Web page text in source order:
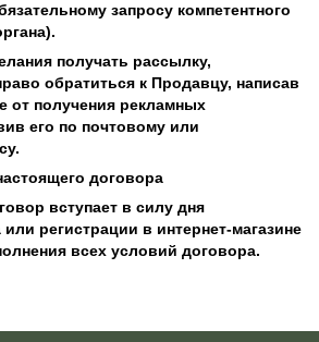
запросу компетентного
получать рассылку,
обратиться к Продавцу, написав
от получения рекламных
его по почтовому или
договора
вступает в силу дня
регистрации в интернет-магазине
всех условий договора.